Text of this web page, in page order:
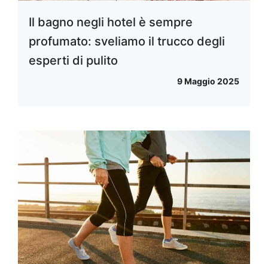
Il bagno negli hotel è sempre
profumato: sveliamo il trucco degli
esperti di pulito
9 Maggio 2025